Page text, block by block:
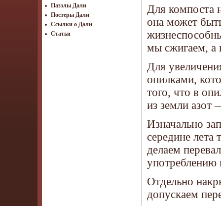
Паззлы Дали
Постеры Дали
Ссылки о Дали
Статьи
Для компоста
она может
мы сжигаем, а
Для
опилками,
того, что в
из земли азот
Изначально
середине
делаем
употреблению
Отдельно
допускаем